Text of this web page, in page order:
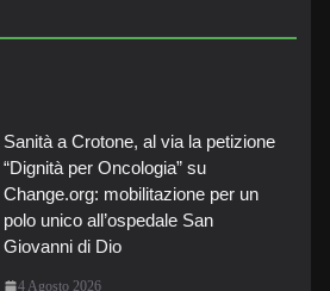
Sanità a Crotone, al via la petizione
“Dignità per Oncologia” su
Change.org: mobilitazione per un
polo unico all’ospedale San
Giovanni di Dio
4 Agosto 2026